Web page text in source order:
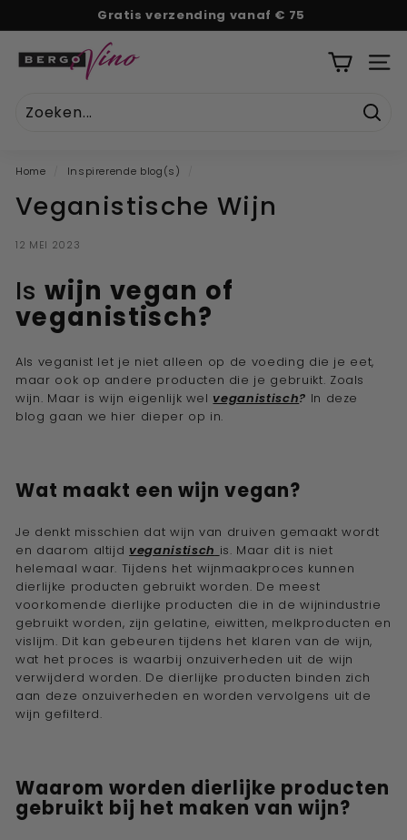
tekst
Pauze
Gratis verzending vanaf € 75
B
e
g
V
i
n
o
w
o
n
l
i
n
e
i
j
n
a
d
v
i
s
e
u
r''
Home Inspirerende blog(s)
Veganistische Wijn
12 MEI 2023
Is wijn vegan of
veganistisch?
Als veganist let je niet alleen op de voeding die je eet,
maar ook op andere producten die je gebruikt. Zoals
wijn. Maar is wijn eigenlijk wel veganistisch? In deze
blog gaan we hier dieper op in.
Wat maakt een wijn vegan?
Je denkt misschien dat wijn van druiven gemaakt wordt
en daarom altijd veganistisch is. Maar dit is niet
helemaal waar. Tijdens het wijnmaakproces kunnen
dierlijke producten gebruikt worden. De meest
voorkomende dierlijke producten die in de wijnindustrie
gebruikt worden, zijn gelatine, eiwitten, melkproducten en
vislijm. Dit kan gebeuren tijdens het klaren van de wijn,
wat het proces is waarbij onzuiverheden uit de wijn
verwijderd worden. De dierlijke producten binden zich
aan deze onzuiverheden en worden vervolgens uit de
wijn gefilterd.
Waarom worden dierlijke producten
gebruikt bij het maken van wijn?